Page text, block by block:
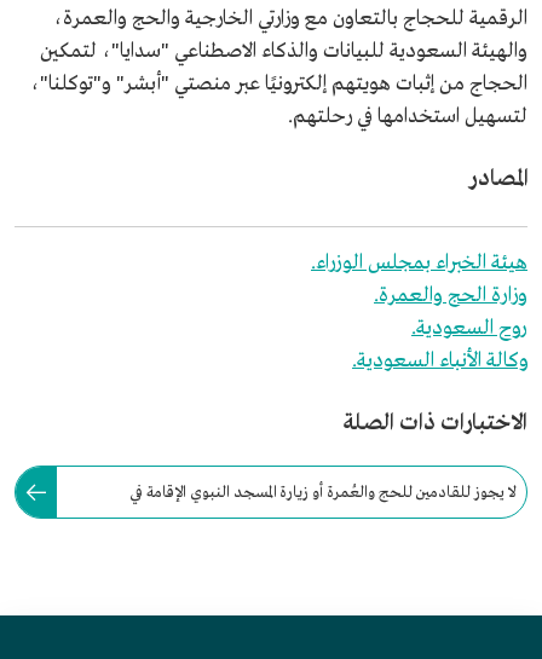
الرقمية للحجاج بالتعاون مع وزارتي الخارجية والحج والعمرة،
والهيئة السعودية للبيانات والذكاء الاصطناعي "سدايا"، لتمكين
الحجاج من إثبات هويتهم إلكترونيًا عبر منصتي "أبشر" و"توكلنا"،
لتسهيل استخدامها في رحلتهم.
المصادر
هيئة الخبراء بمجلس الوزراء.
وزارة الحج والعمرة.
روح السعودية.
وكالة الأنباء السعودية.
الاختبارات ذات الصلة
لا يجوز للقادمين للحج والعُمرة أو زيارة المسجد النبوي الإقامة في